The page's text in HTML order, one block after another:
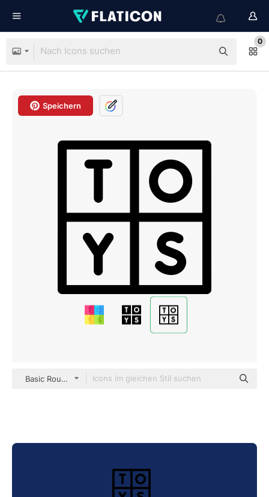
0
Speichern
Basic Rounded Lineal